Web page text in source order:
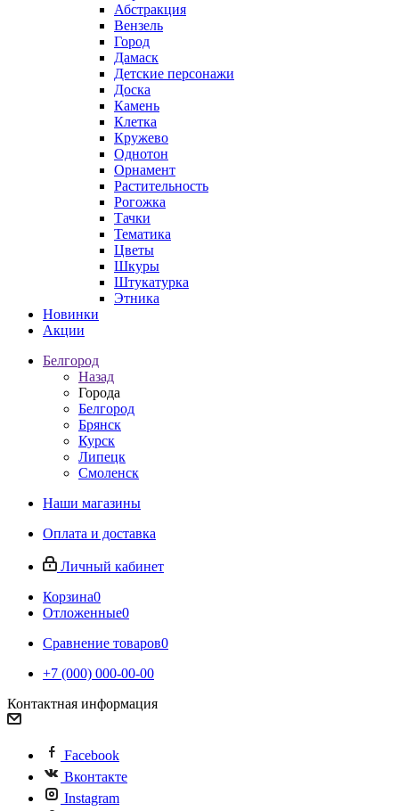
Абстракция
Вензель
Город
Дамаск
Детские персонажи
Доска
Камень
Клетка
Кружево
Однотон
Орнамент
Растительность
Рогожка
Тачки
Тематика
Цветы
Шкуры
Штукатурка
Этника
Новинки
Акции
Белгород
Назад
Города
Белгород
Брянск
Курск
Липецк
Смоленск
Наши магазины
Оплата и доставка
Личный кабинет
Корзина0
Отложенные0
Сравнение товаров0
+7 (000) 000-00-00
Контактная информация
Facebook
Вконтакте
Instagram